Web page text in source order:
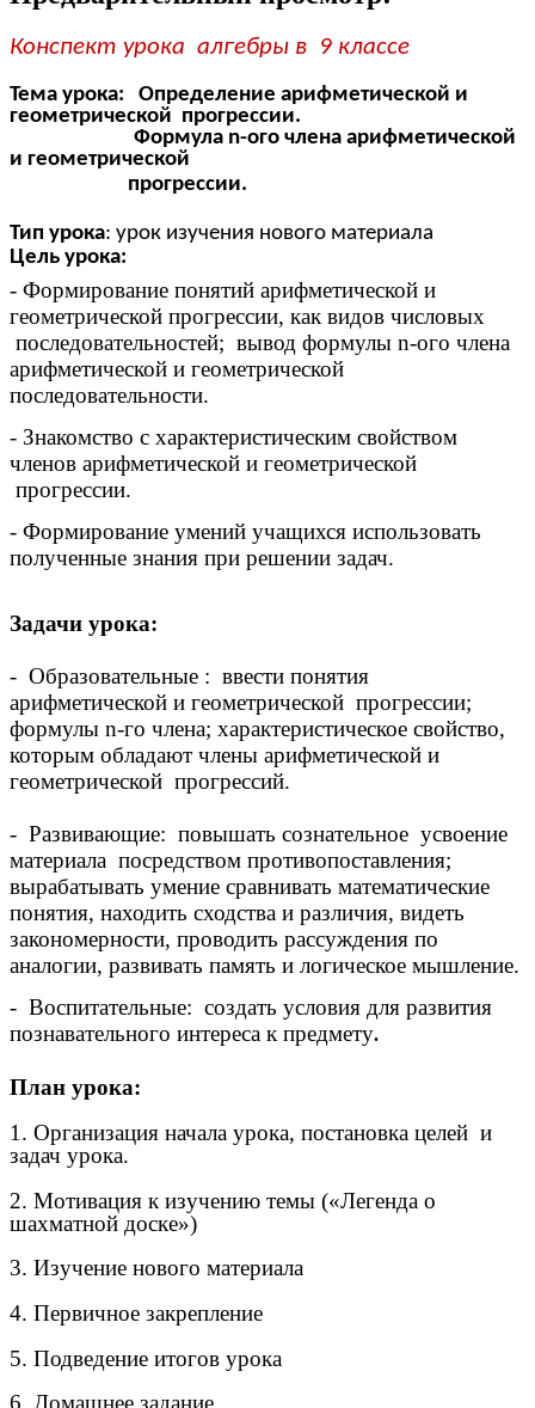
Конспект урока алгебры в 9 классе
Тема урока:
Определение арифметической и
геометрической прогрессии.
Формула n-ого члена арифметической
и геометрической
прогрессии.
Тип урока: урок изучения нового материала
Цель урока:
- Формирование понятий арифметической и
геометрической прогрессии, как видов числовых
последовательностей; вывод формулы n-ого члена
арифметической и геометрической
последовательности.
- Знакомство с характеристическим свойством
членов арифметической и геометрической
прогрессии.
- Формирование умений учащихся использовать
полученные знания при решении задач.
Задачи урока:
- Образовательные : ввести понятия
арифметической и геометрической прогрессии;
формулы n-го члена; характеристическое свойство,
которым обладают члены арифметической и
геометрической прогрессий.
- Развивающие: повышать сознательное усвоение
материала посредством противопоставления;
вырабатывать умение сравнивать математические
понятия, находить сходства и различия, видеть
закономерности, проводить рассуждения по
аналогии, развивать память и логическое мышление.
- Воспитательные: создать условия для развития
познавательного интереса к предмету.
План урока:
1. Организация начала урока, постановка целей и
задач урока.
2. Мотивация к изучению темы («Легенда о
шахматной доске»)
3. Изучение нового материала
4. Первичное закрепление
5. Подведение итогов урока
6. Домашнее задание